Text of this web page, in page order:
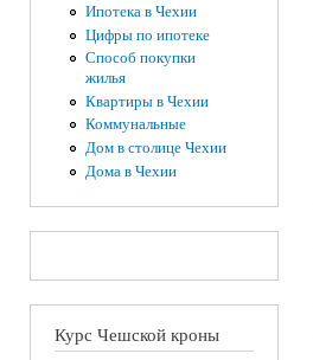
Ипотека в Чехии
Цифры по ипотеке
Способ покупки
жилья
Квартиры в Чехии
Коммунальные
Дом в столице Чехии
Дома в Чехии
Курс Чешской кроны